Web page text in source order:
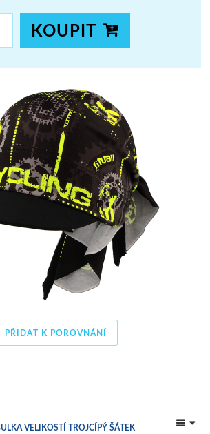
KOUPIT
PŘIDAT K POROVNÁNÍ
 
VELIKOSTÍ TROJCÍPÝ ŠÁTEK